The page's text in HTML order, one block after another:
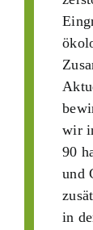
wir
90
und
in